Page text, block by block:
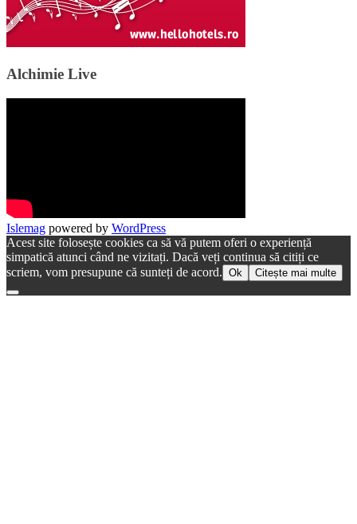
Alchimie Live
Islemag powered by WordPress
Acest site folosește cookies ca să vă putem oferi o experiență
simpatică atunci când ne vizitați. Dacă veți continua să citiți ce
scriem, vom presupune că sunteți de acord. Ok Citește mai multe